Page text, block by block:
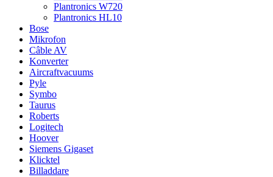
Plantronics W720
Plantronics HL10
Bose
Mikrofon
Câble AV
Konverter
Aircraftvacuums
Pyle
Symbo
Taurus
Roberts
Logitech
Hoover
Siemens Gigaset
Klicktel
Billaddare